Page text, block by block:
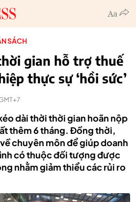
SÁCH
gian hỗ trợ thuế
thực sự ‘hồi sức’
dài thời thời gian hoãn nộp
thêm 6 tháng. Đồng thời,
chuyên môn để giúp doanh
có thuộc đối tượng được
nhằm giảm thiểu các rủi ro